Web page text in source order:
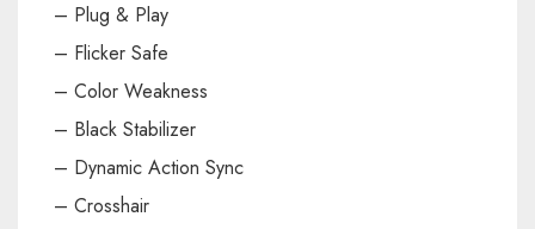
– Plug & Play
– Flicker Safe
– Color Weakness
– Black Stabilizer
– Dynamic Action Sync
– Crosshair